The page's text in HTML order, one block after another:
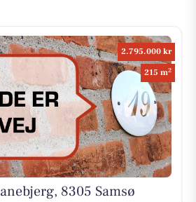
2.795.000 kr
215 m2
8305 Samsø